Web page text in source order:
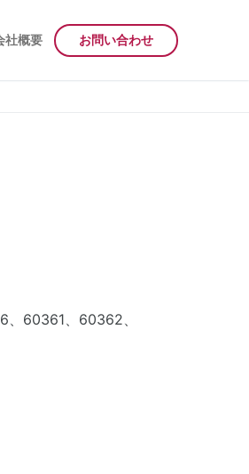
社概要 お問い合わせ
60361、60362、